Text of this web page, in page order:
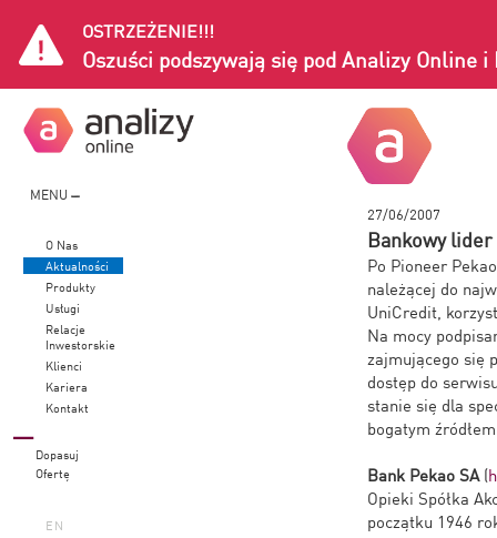
OSTRZEŻENIE!!!
Oszuści podszywają się pod Analizy Online i
MENU
O Nas
Aktualności
Produkty
Usługi
Relacje
Inwestorskie
Klienci
Kariera
Kontakt
Dopasuj
Ofertę
EN
27/06/2007
Bankowy lider
Po Pioneer
należącej do
UniCredit,
Na mocy
zajmującego się
dostęp do
stanie się dla
bogatym
Bank Pekao SA(
Opieki Spółka
początku 1946